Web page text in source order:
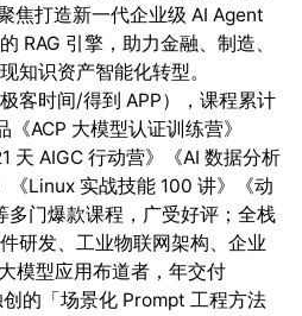
焦打造新一代企业级 AI Agent
RAG 引擎，助力金融、制造、
知识资产智能化转型。
客时间/得到 APP），课程累计
ACP 大模型认证训练营》
天 AIGC 行动营》《AI 数据分析
Linux 实战技能 100 讲》《动
多门爆款课程，广受好评；全栈
研发、工业物联网架构、企业
模型应用布道者，年交付
的「场景化 Prompt 工程方法